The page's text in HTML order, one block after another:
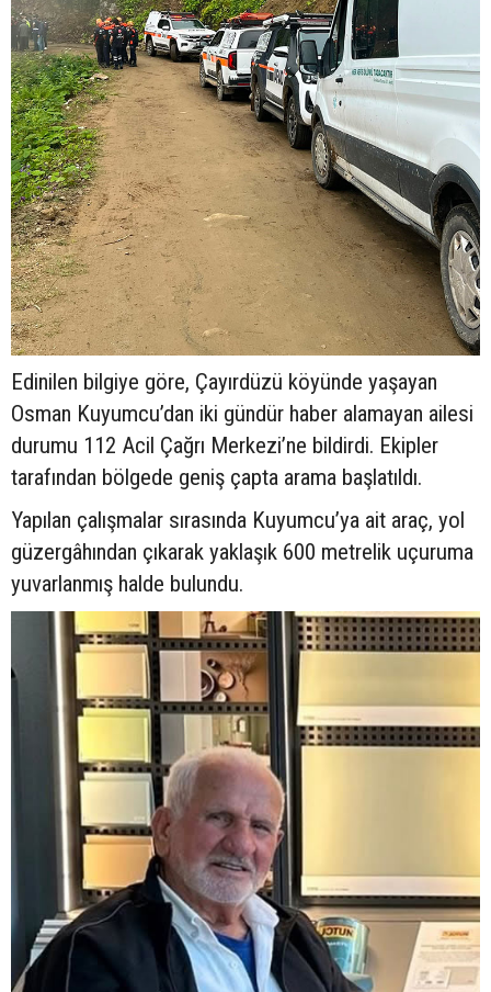
Edinilen bilgiye göre, Çayırdüzü köyünde yaşayan
Osman Kuyumcu’dan iki gündür haber alamayan ailesi
durumu 112 Acil Çağrı Merkezi’ne bildirdi. Ekipler
tarafından bölgede geniş çapta arama başlatıldı.
Yapılan çalışmalar sırasında Kuyumcu’ya ait araç, yol
güzergâhından çıkarak yaklaşık 600 metrelik uçuruma
yuvarlanmış halde bulundu.